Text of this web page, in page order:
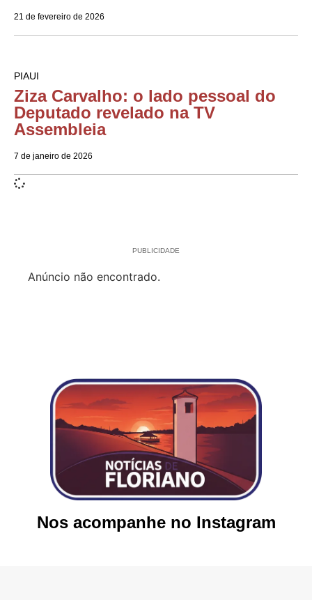
21 de fevereiro de 2026
PIAUI
Ziza Carvalho: o lado pessoal do
Deputado revelado na TV
Assembleia
7 de janeiro de 2026
PUBLICIDADE
Anúncio não encontrado.
Nos acompanhe no Instagram